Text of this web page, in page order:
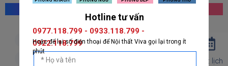
giấy dán tường hàn quốc giấy dán tường nhật bản
giấy dán tường 3d Đặt lịch